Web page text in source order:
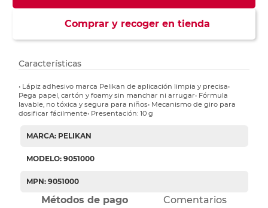
Comprar y recoger en tienda
Características
• Lápiz adhesivo marca Pelikan de aplicación limpia y precisa•
Pega papel, cartón y foamy sin manchar ni arrugar• Fórmula
lavable, no tóxica y segura para niños• Mecanismo de giro para
dosificar fácilmente• Presentación: 10 g
MARCA: PELIKAN
MODELO: 9051000
MPN: 9051000
Métodos de pago Comentarios